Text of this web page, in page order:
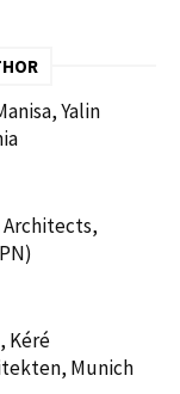
Yalin
Architects,
Kéré
Munich